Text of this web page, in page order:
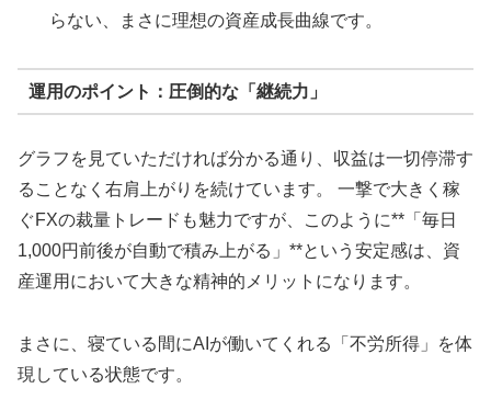
らない、まさに理想の資産成長曲線です。
運用のポイント：圧倒的な「継続力」
グラフを見ていただければ分かる通り、収益は一切停滞す
ることなく右肩上がりを続けています。 一撃で大きく稼
ぐFXの裁量トレードも魅力ですが、このように**「毎日
1,000円前後が自動で積み上がる」**という安定感は、資
産運用において大きな精神的メリットになります。
まさに、寝ている間にAIが働いてくれる「不労所得」を体
現している状態です。